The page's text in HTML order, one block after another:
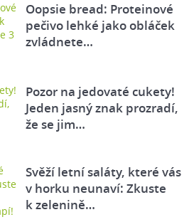
Oopsie bread: Proteinové
pečivo lehké jako obláček
zvládnete…
Pozor na jedovaté cukety!
Jeden jasný znak prozradí,
že se jim…
Svěží letní saláty, které vás
v horku neunaví: Zkuste
k zelenině…